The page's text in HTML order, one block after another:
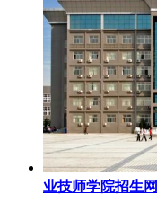
业技师学院招生网